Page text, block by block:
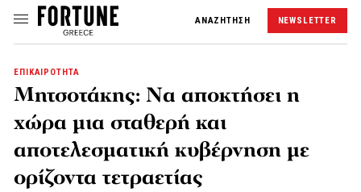
ΑΝΑΖΗΤΗΣΗ NEWSLETTER
ΕΠΙΚΑΙΡΟΤΗΤΑ
Μητσοτάκης: Να αποκτήσει η
χώρα μια σταθερή και
αποτελεσματική κυβέρνηση με
ορίζοντα τετραετίας